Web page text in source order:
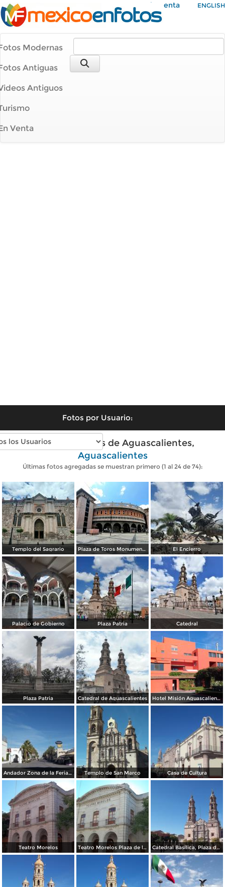
Mi Cuenta ENGLISH
Modernas
Antiguas
Antiguos
Venta
Fotos por Usuario:
Fotos modernas de Aguascalientes,
Aguascalientes
Últimas fotos agregadas se muestran primero (1 al 24 de 74):
Templo del Sagrario Plaza de Toros Monumental El Encierro
Palacio de Gobierno Plaza Patria Catedral
Plaza Patria Catedral de Aguascalientes Hotel Misión Aguascalientes Sur. Abril/2017
Andador Zona de la Feria de San Marcos Aguascalientes Templo de San Marco Casa de Cultura
Teatro Morelos Teatro Morelos Plaza de la Soberana Convención Revolucionaria Catedral Basílica, Plaza de la Patria.